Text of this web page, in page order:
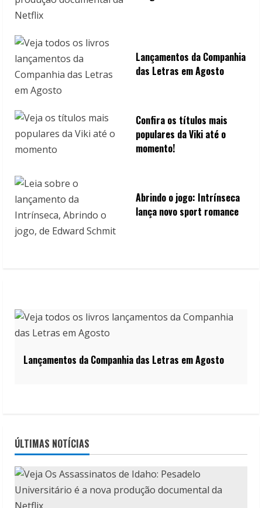
Lançamentos da Companhia
das Letras em Agosto
Confira os títulos mais
populares da Viki até o
momento!
Abrindo o jogo: Intrínseca
lança novo sport romance
Lançamentos da Companhia das Letras em Agosto
ÚLTIMAS NOTÍCIAS